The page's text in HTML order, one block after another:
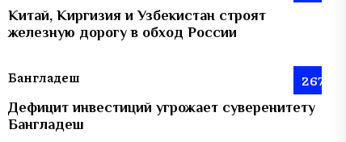
Китай, Киргизия и Узбекистан строят
железную дорогу в обход России
Бангладеш 267
Дефицит инвестиций угрожает суверенитету
Бангладеш